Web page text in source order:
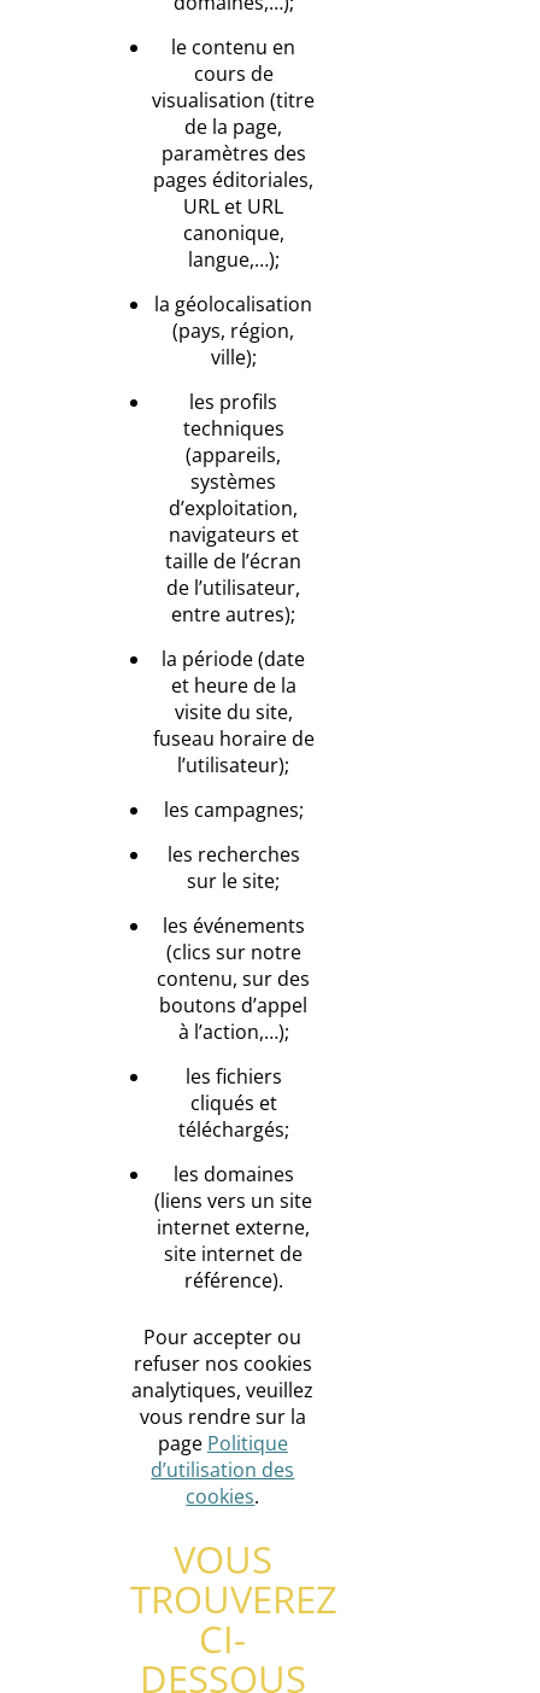
le contenu en
cours de
visualisation (titre
de la page,
paramètres des
pages éditoriales,
URL et URL
canonique,
langue,…);
la géolocalisation
(pays, région,
ville);
les profils
techniques
(appareils,
systèmes
d’exploitation,
navigateurs et
taille de l’écran
de l’utilisateur,
entre autres);
la période (date
et heure de la
visite du site,
fuseau horaire de
l’utilisateur);
les campagnes;
les recherches
sur le site;
les événements
(clics sur notre
contenu, sur des
boutons d’appel
à l’action,…);
les fichiers
cliqués et
téléchargés;
les domaines
(liens vers un site
internet externe,
site internet de
référence).
Pour accepter ou
refuser nos cookies
analytiques, veuillez
vous rendre sur la
page Politique
d’utilisation des
cookies.
VOUS
TROUVEREZ
CI-
DESSOUS